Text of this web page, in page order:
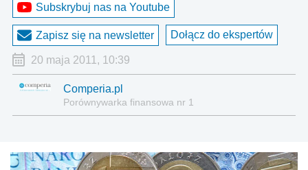
Subskrybuj nas na Youtube
Zapisz się na newsletter Dołącz do ekspertów
20 maja 2011, 10:39
Comperia.pl
Porównywarka finansowa nr 1